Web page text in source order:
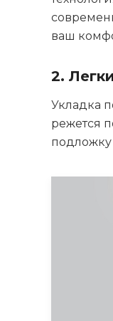
ваш
2.
Укладка
режется
подложку